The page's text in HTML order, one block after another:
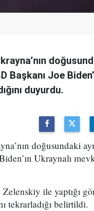
Başkanı Joe
duyurdu.
doğusundaki
Ukraynalı
Zelenskiy ile yaptığı
tekrarladığı belirtildi.